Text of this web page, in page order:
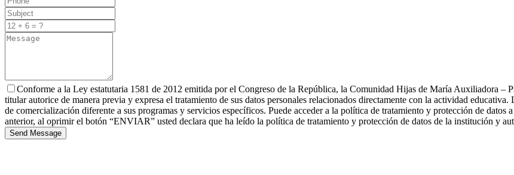
Conforme a la Ley estatutaria 1581 de 2012 emitida por el Congreso de la República, la Comunidad Hijas de María Auxiliadora –
titular autorice de manera previa y expresa el tratamiento de sus datos personales relacionados directamente con la actividad
de comercialización diferente a sus programas y servicios específicos. Puede acceder a la política de tratamiento y protección de
anterior, al oprimir el botón “ENVIAR” usted declara que ha leído la política de tratamiento y protección de datos de la institución y
Send Message